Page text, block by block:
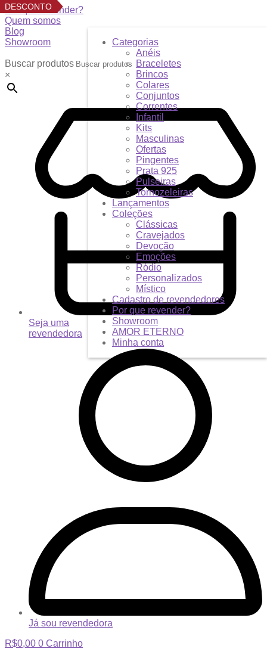
Por que revender?
Quem somos
Blog
Showroom
Buscar produtos
×
Seja uma
revendedora
Já sou revendedora
R$0,00 0 Carrinho
Categorias
Anéis
Braceletes
Brincos
Colares
Conjuntos
Correntes
Infantil
Kits
Masculinas
Ofertas
Pingentes
Prata 925
Pulseiras
Tornozeleiras
Lançamentos
Coleções
Clássicas
Cravejados
Devoção
Emoções
Ródio
Personalizados
Místico
Cadastro de revendedores
Por que revender?
Showroom
AMOR ETERNO
Minha conta
DESCONTO